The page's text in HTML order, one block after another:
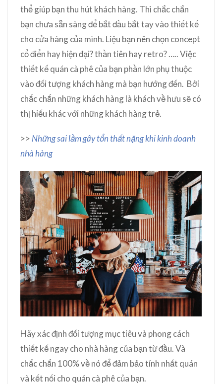
thể giúp bạn thu hút khách hàng. Thì chắc chắn
bạn chưa sẵn sàng để bắt đầu bắt tay vào thiết kế
cho cửa hàng của mình. Liệu bạn nên chọn concept
cổ điển hay hiện đại? thần tiên hay retro? ….. Việc
thiết kế quán cà phê của bạn phần lớn phụ thuộc
vào đối tượng khách hàng mà bạn hướng đến. Bởi
chắc chắn những khách hàng là khách về hưu sẽ có
thị hiếu khác với những khách hàng trẻ.
>> Những sai lầm gây tổn thất nặng khi kinh doanh
nhà hàng
Hãy xác định đối tượng mục tiêu và phong cách
thiết kế ngay cho nhà hàng của bạn từ đầu. Và
chắc chắn 100% về nó để đảm bảo tính nhất quán
và kết nối cho quán cà phê của bạn.